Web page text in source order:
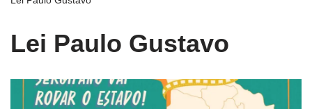
Lei Paulo Gustavo